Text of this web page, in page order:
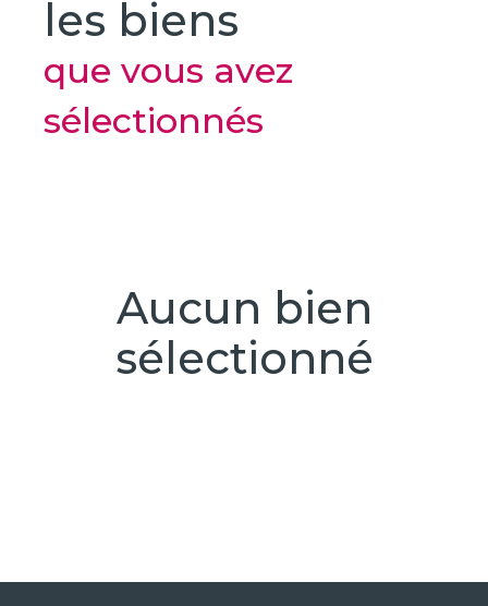
Lys
Estimation
Houplines
Estimation
à Nieppe
Estimation à
Actualités
Contact
Recrutement
les biens
que vous avez
sélectionnés
Aucun bien
sélectionné